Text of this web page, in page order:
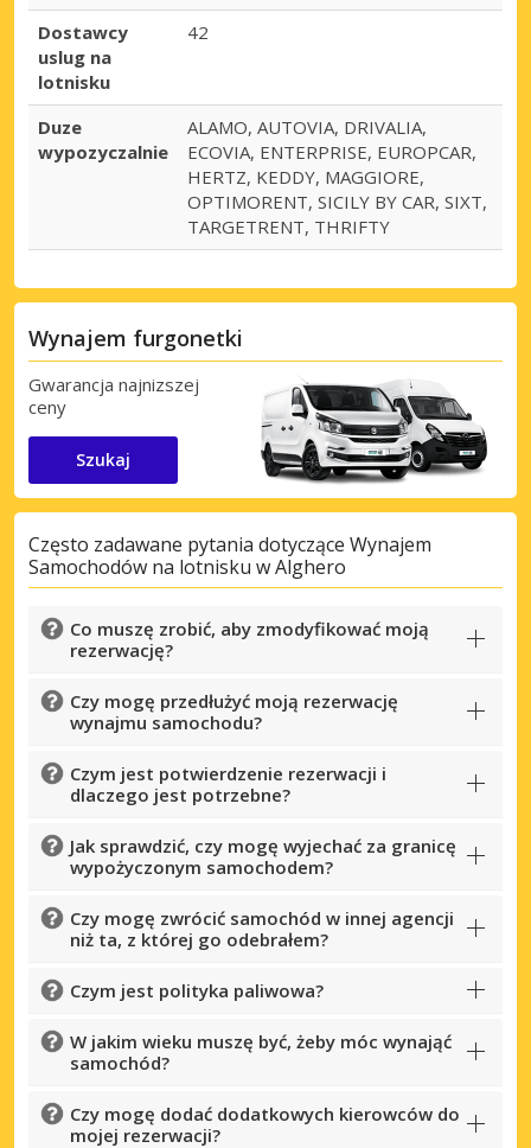
Dostawcy
uslug na
lotnisku
42
Duze
wypozyczalnie
ALAMO, AUTOVIA, DRIVALIA,
ECOVIA, ENTERPRISE, EUROPCAR,
HERTZ, KEDDY, MAGGIORE,
OPTIMORENT, SICILY BY CAR, SIXT,
TARGETRENT, THRIFTY
Wynajem furgonetki
Gwarancja najnizszej
ceny
Szukaj
Często zadawane pytania dotyczące Wynajem
Samochodów na lotnisku w Alghero
Co muszę zrobić, aby zmodyfikować moją
rezerwację?
Czy mogę przedłużyć moją rezerwację
wynajmu samochodu?
Czym jest potwierdzenie rezerwacji i
dlaczego jest potrzebne?
Jak sprawdzić, czy mogę wyjechać za granicę
wypożyczonym samochodem?
Czy mogę zwrócić samochód w innej agencji
niż ta, z której go odebrałem?
Czym jest polityka paliwowa?
W jakim wieku muszę być, żeby móc wynająć
samochód?
Czy mogę dodać dodatkowych kierowców do
mojej rezerwacji?